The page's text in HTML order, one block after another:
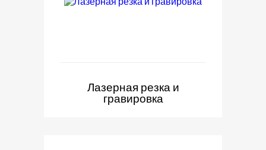
Лазерная резка и
гравировка